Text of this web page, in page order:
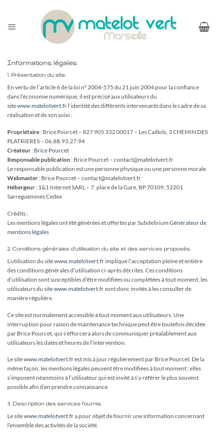
content
Informations légales
1. Présentation du site.
En vertu de l’article 6 de la loi n° 2004-575 du 21 juin 2004 pour la confiance
dans l’économie numérique, il est précisé aux utilisateurs du
sitewww.matelotvert.fr l’identité des différents intervenants dans le cadre de sa
réalisation et de son suivi :
Propriétaire: Brice Pourcet – 827 905 332 00017 – Les Caillols, 3 CHEMIN DES
PLATRIERES – 06.88.93.27.94
Créateur: Brice Pourcet
Responsable publication: Brice Pourcet – contact@matelotvert.fr
Le responsable publication est une personne physique ou une personne morale.
Webmaster: Brice Pourcet – contact@matelotvert.fr
Hébergeur: 1&1 Internet SARL – 7, place de la Gare, BP 70109, 52201
Sarreguemines Cedex
Crédits :
Les mentions légales ont été générées et offertes par Subdelirium Générateur de
mentions légales
2. Conditions générales d’utilisation du site et des services proposés.
L’utilisation du sitewww.matelotvert.fr implique l’acceptation pleine et entière
des conditions générales d’utilisation ci-après décrites. Ces conditions
d’utilisation sont susceptibles d’être modifiées ou complétées à tout moment, les
utilisateurs du sitewww.matelotvert.frsont donc invités à les consulter de
manière régulière.
Ce site est normalement accessible à tout moment aux utilisateurs. Une
interruption pour raison de maintenance technique peut être toutefois décidée
par Brice Pourcet, qui s’efforcera alors de communiquer préalablement aux
utilisateurs les dates et heures de l’intervention.
Le sitewww.matelotvert.frest mis à jour régulièrement par Brice Pourcet. De la
même façon, les mentions légales peuvent être modifiées à tout moment : elles
s’imposent néanmoins à l’utilisateur qui est invité à s’y référer le plus souvent
possible afin d’en prendre connaissance.
3. Description des services fournis.
Le sitewww.matelotvert.fra pour objet de fournir une information concernant
l’ensemble des activités de la société.